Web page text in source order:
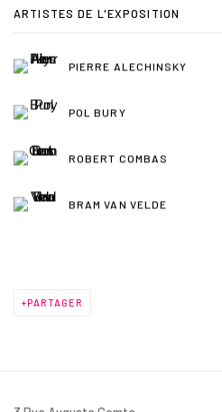
ARTISTES DE L'EXPOSITION
PIERRE ALECHINSKY
POL BURY
ROBERT COMBAS
BRAM VAN VELDE
PARTAGER